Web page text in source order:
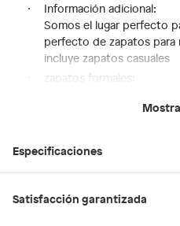
Información adicional:
Somos el lugar perfecto
perfecto de zapatos para
incluye zapatos casuales
zapatos formales:
un look moderno para el
en Saga Falabella
Condicion del producto:
Especificaciones
Hecho en
Satisfacción garantizada